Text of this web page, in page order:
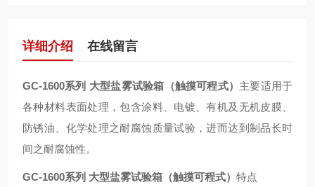
详细介绍 在线留言
GC-1600系列 大型盐雾试验箱（触摸可程式） 主要适用于
各种材料表面处理，包含涂料、电镀、有机及无机皮膜、
防锈油、化学处理之耐腐蚀质量试验，进而达到制品长时
间之耐腐蚀性。
GC-1600系列 大型盐雾试验箱（触摸可程式） 特点